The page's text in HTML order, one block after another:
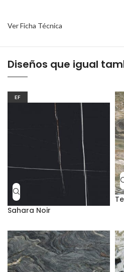
Ver Ficha Técnica
Diseños que igual
EF
Sahara Noir